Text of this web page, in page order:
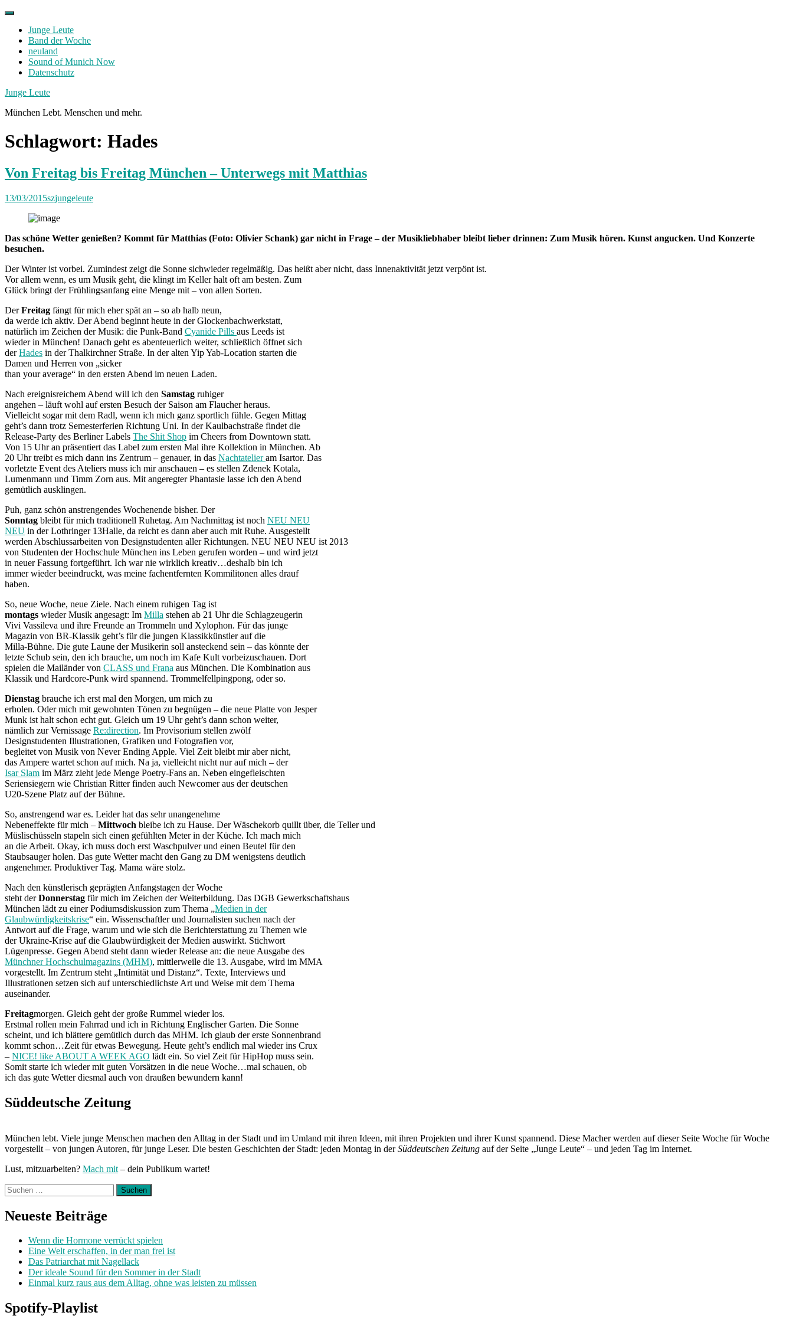
Skip
contentJunge Leute
Band der Woche
neuland
Sound of Munich Now
Datenschutz
Facebook
Twitter
Instagram
Junge Leute
München Lebt. Menschen und mehr.
Schlagwort: Hades
Von Freitag bis Freitag München – Unterwegs mit Matthias
13/03/2015szjungeleute
Das schöne Wetter genießen? Kommt für Matthias (Foto: Olivier Schank) gar nicht in Frage – der Musikliebhaber bleibt lieber drinnen: Zum Musik hören. Kunst angucken. Und Konzerte
besuchen.
Der Winter ist vorbei. Zumindest zeigt die Sonne sichwieder regelmäßig. Das heißt aber nicht, dass Innenaktivität jetzt verpönt ist.
Vor allem wenn, es um Musik geht, die klingt im Keller halt oft am besten. Zum
Glück bringt der Frühlingsanfang eine Menge mit – von allen Sorten.
DerFreitag fängt für mich eher spät an – so ab halb neun,
da werde ich aktiv. Der Abend beginnt heute in der Glockenbachwerkstatt,
natürlich im Zeichen der Musik: die Punk-Band Cyanide Pills aus Leeds ist
wieder in München! Danach geht es abenteuerlich weiter, schließlich öffnet sich
derHades in der Thalkirchner Straße. In der alten Yip Yab-Location starten die
Damen und Herren von „sicker
than your average“ in den ersten Abend im neuen Laden.
Nach ereignisreichem Abend will ich den Samstag ruhiger
angehen – läuft wohl auf ersten Besuch der Saison am Flaucher heraus.
Vielleicht sogar mit dem Radl, wenn ich mich ganz sportlich fühle. Gegen Mittag
geht’s dann trotz Semesterferien Richtung Uni. In der Kaulbachstraße findet die
Release-Party des Berliner Labels The Shit Shop im Cheers from Downtown statt.
Von 15 Uhr an präsentiert das Label zum ersten Mal ihre Kollektion in München. Ab
20 Uhr treibt es mich dann ins Zentrum – genauer, in das Nachtatelieram Isartor. Das
vorletzte Event des Ateliers muss ich mir anschauen – es stellen Zdenek Kotala,
Lumenmann und Timm Zorn aus. Mit angeregter Phantasie lasse ich den Abend
gemütlich ausklingen.
Puh, ganz schön anstrengendes Wochenende bisher. Der
Sonntag bleibt für mich traditionell Ruhetag. Am Nachmittag ist noch NEU NEU
NEU in der Lothringer 13Halle, da reicht es dann aber auch mit Ruhe. Ausgestellt
werden Abschlussarbeiten von Designstudenten aller Richtungen. NEU NEU NEU ist 2013
von Studenten der Hochschule München ins Leben gerufen worden – und wird jetzt
in neuer Fassung fortgeführt. Ich war nie wirklich kreativ…deshalb bin ich
immer wieder beeindruckt, was meine fachentfernten Kommilitonen alles drauf
haben.
So, neue Woche, neue Ziele. Nach einem ruhigen Tag ist
montags wieder Musik angesagt: Im Milla stehen ab 21 Uhr die Schlagzeugerin
Vivi Vassileva und ihre Freunde an Trommeln und Xylophon. Für das junge
Magazin von BR-Klassik geht’s für die jungen Klassikkünstler auf die
Milla-Bühne. Die gute Laune der Musikerin soll ansteckend sein – das könnte der
letzte Schub sein, den ich brauche, um noch im Kafe Kult vorbeizuschauen. Dort
spielen die Mailänder von CLASS und Frana aus München. Die Kombination aus
Klassik und Hardcore-Punk wird spannend. Trommelfellpingpong, oder so.
Dienstag brauche ich erst mal den Morgen, um mich zu
erholen. Oder mich mit gewohnten Tönen zu begnügen – die neue Platte von Jesper
Munk ist halt schon echt gut. Gleich um 19 Uhr geht’s dann schon weiter,
nämlich zur Vernissage Re:direction. Im Provisorium stellen zwölf
Designstudenten Illustrationen, Grafiken und Fotografien vor,
begleitet von Musik von Never Ending Apple. Viel Zeit bleibt mir aber nicht,
das Ampere wartet schon auf mich. Na ja, vielleicht nicht nur auf mich – der
Isar Slam im März zieht jede Menge Poetry-Fans an. Neben eingefleischten
Seriensiegern wie Christian Ritter finden auch Newcomer aus der deutschen
U20-Szene Platz auf der Bühne.
So, anstrengend war es. Leider hat das sehr unangenehme
Nebeneffekte für mich – Mittwoch bleibe ich zu Hause. Der Wäschekorb quillt über, die Teller und
Müslischüsseln stapeln sich einen gefühlten Meter in der Küche. Ich mach mich
an die Arbeit. Okay, ich muss doch erst Waschpulver und einen Beutel für den
Staubsauger holen. Das gute Wetter macht den Gang zu DM wenigstens deutlich
angenehmer. Produktiver Tag. Mama wäre stolz.
Nach den künstlerisch geprägten Anfangstagen der Woche
steht derDonnerstag für mich im Zeichen der Weiterbildung. Das DGB Gewerkschaftshaus
München lädt zu einer Podiumsdiskussion zum Thema „Medien in der
Glaubwürdigkeitskrise“ ein. Wissenschaftler und Journalisten suchen nach der
Antwort auf die Frage, warum und wie sich die Berichterstattung zu Themen wie
der Ukraine-Krise auf die Glaubwürdigkeit der Medien auswirkt. Stichwort
Lügenpresse. Gegen Abend steht dann wieder Release an: die neue Ausgabe des
Münchner Hochschulmagazins (MHM), mittlerweile die 13. Ausgabe, wird im MMA
vorgestellt. Im Zentrum steht „Intimität und Distanz“. Texte, Interviews und
Illustrationen setzen sich auf unterschiedlichste Art und Weise mit dem Thema
auseinander.
Freitagmorgen. Gleich geht der große Rummel wieder los.
Erstmal rollen mein Fahrrad und ich in Richtung Englischer Garten. Die Sonne
scheint, und ich blättere gemütlich durch das MHM. Ich glaub der erste Sonnenbrand
kommt schon…Zeit für etwas Bewegung. Heute geht’s endlich mal wieder ins Crux
– NICE! like ABOUT A WEEK AGO lädt ein. So viel Zeit für HipHop muss sein.
Somit starte ich wieder mit guten Vorsätzen in die neue Woche…mal schauen, ob
ich das gute Wetter diesmal auch von draußen bewundern kann!
Süddeutsche Zeitung
München lebt. Viele junge Menschen machen den Alltag in der Stadt und im Umland mit ihren Ideen, mit ihren Projekten und ihrer Kunst spannend. Diese Macher werden auf dieser Seite Woche für Woche
vorgestellt – von jungen Autoren, für junge Leser. Die besten Geschichten der Stadt: jeden Montag in derSüddeutschen Zeitung auf der Seite „Junge Leute“ – und jeden Tag im Internet.
Lust, mitzuarbeiten? Mach mit – dein Publikum wartet!
Suchen
nach:
Neueste Beiträge
Wenn die Hormone verrückt spielen
Eine Welt erschaffen, in der man frei ist
Das Patriarchat mit Nagellack
Der ideale Sound für den Sommer in der Stadt
Einmal kurz raus aus dem Alltag, ohne was leisten zu müssen
Spotify-Playlist